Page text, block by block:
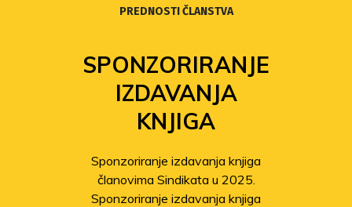
PREDNOSTI ČLANSTVA
SPONZORIRANJE
IZDAVANJA
KNJIGA
Sponzoriranje izdavanja knjiga
članovima Sindikata u 2025.
Sponzoriranje izdavanja knjiga